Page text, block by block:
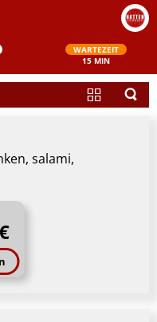
WARTEZEIT
15 MIN
salami,